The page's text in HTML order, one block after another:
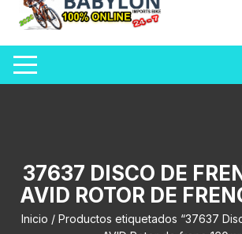
37637 DISCO DE
AVID ROTOR DE
Inicio / Productos etiquetados “37637